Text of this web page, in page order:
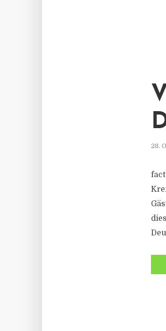
28.